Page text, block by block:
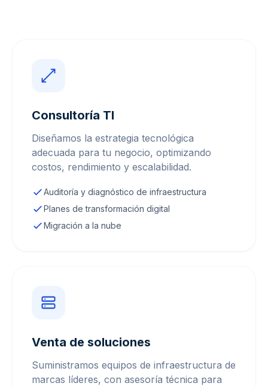
Consultoría TI
Diseñamos la estrategia tecnológica
adecuada para tu negocio, optimizando
costos, rendimiento y escalabilidad.
Auditoría y diagnóstico de infraestructura
Planes de transformación digital
Migración a la nube
Venta de soluciones
Suministramos equipos de infraestructura de
marcas líderes, con asesoría técnica para